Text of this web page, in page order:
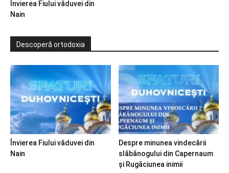
Învierea Fiului văduvei din
Nain
Descoperă ortodoxia
Învierea Fiului văduvei din
Nain
Despre minunea vindecării
slăbănogului din Capernaum
și Rugăciunea inimii